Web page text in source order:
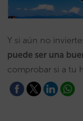
Y si aún no
puede ser una
comprobar si a tu